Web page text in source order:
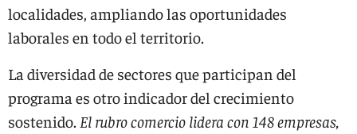
localidades, ampliando las oportunidades
laborales en todo el territorio.
La diversidad de sectores que participan del
programa es otro indicador del crecimiento
sostenido. El rubro comercio lidera con 148 empresas,